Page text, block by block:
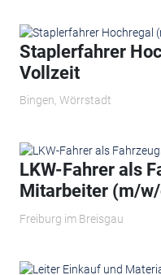
Staplerfahrer
Vollzeit
Bingen, Wörrstadt
LKW-Fahrer als
Mitarbeiter (m/
Freiburg im Breisgau